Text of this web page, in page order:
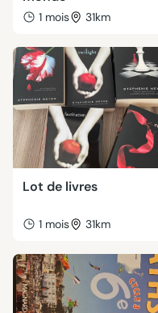
1 mois 31km
Lot de livres
1 mois 31km